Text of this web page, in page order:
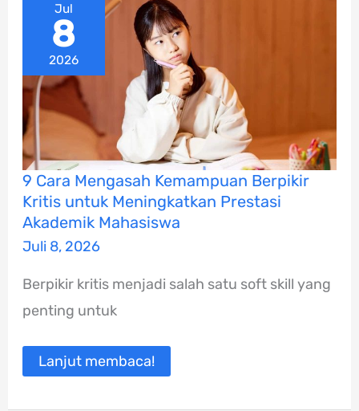
Jul
8
2026
9 Cara Mengasah Kemampuan Berpikir
Kritis untuk Meningkatkan Prestasi
Akademik Mahasiswa
Juli 8, 2026
Berpikir kritis menjadi salah satu soft skill yang
penting untuk
9
Cara
Mengasah
Kemampuan
Berpikir
Kritis
Meningkatkan
Prestasi
Akademik
Mahasiswa
Lanjut membaca!